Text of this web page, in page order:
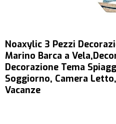
Noaxylic 3 Pezzi
Marino Barca a
Decorazione Tema
Soggiorno, Camera
Vacanze